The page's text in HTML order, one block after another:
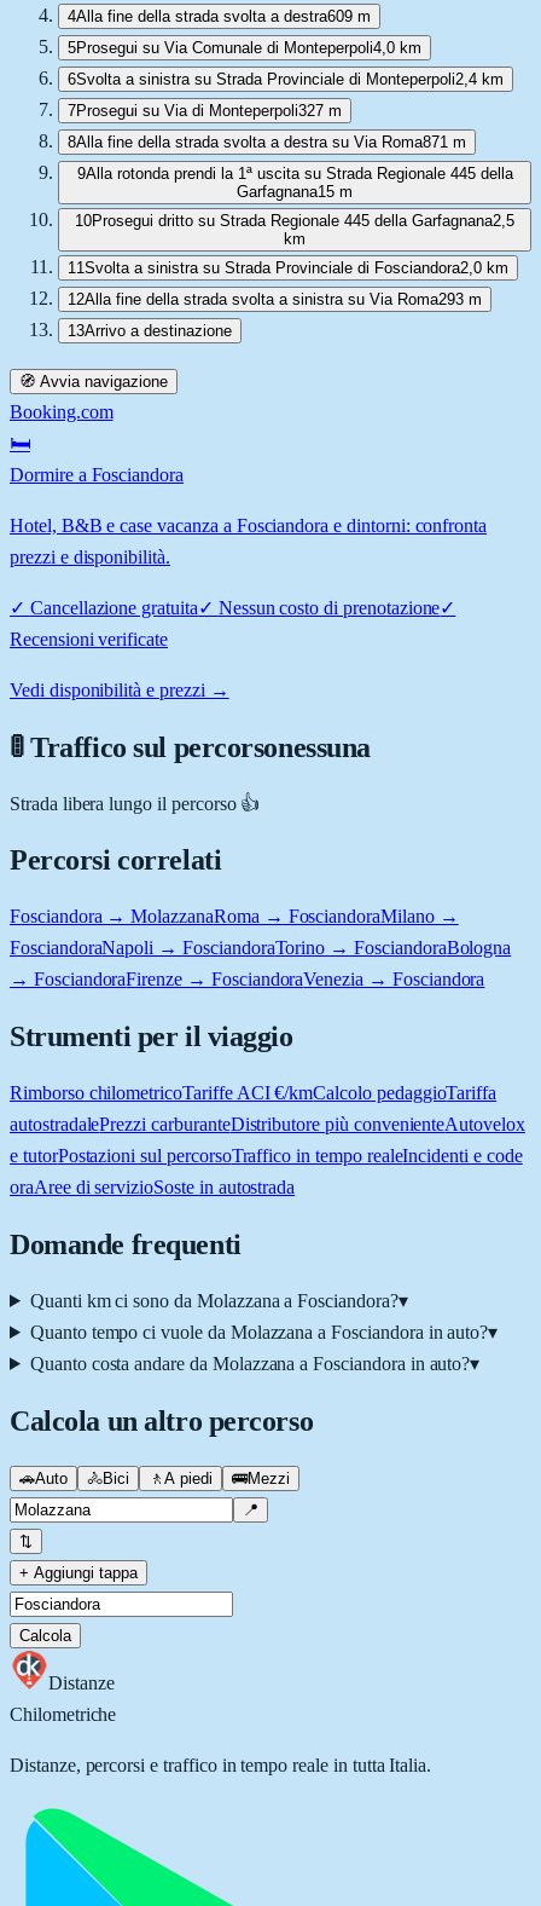
4Alla fine della strada svolta a destra609 m
5Prosegui su Via Comunale di Monteperpoli4,0 km
6Svolta a sinistra su Strada Provinciale di Monteperpoli2,4 km
7Prosegui su Via di Monteperpoli327 m
8Alla fine della strada svolta a destra su Via Roma871 m
9Alla rotonda prendi la 1ª uscita su Strada Regionale 445 della
Garfagnana15 m
10Prosegui dritto su Strada Regionale 445 della Garfagnana2,5
km
11Svolta a sinistra su Strada Provinciale di Fosciandora2,0 km
12Alla fine della strada svolta a sinistra su Via Roma293 m
13Arrivo a destinazione
🧭 Avvia navigazione
Booking.com
🛏️
Dormire a Fosciandora
Hotel, B&B e case vacanza a Fosciandora e dintorni: confronta
prezzi e disponibilità.
✓ Cancellazione gratuita✓ Nessun costo di prenotazione✓
Recensioni verificate
Vedi disponibilità e prezzi →
🚦 Traffico sul percorsonessuna
Strada libera lungo il percorso 👍
Percorsi correlati
Fosciandora → MolazzanaRoma → FosciandoraMilano →
FosciandoraNapoli → FosciandoraTorino → FosciandoraBologna
→ FosciandoraFirenze → FosciandoraVenezia → Fosciandora
Strumenti per il viaggio
Rimborso chilometricoTariffe ACI €/kmCalcolo pedaggioTariffa
autostradalePrezzi carburanteDistributore più convenienteAutovelox
e tutorPostazioni sul percorsoTraffico in tempo realeIncidenti e code
oraAree di servizioSoste in autostrada
Domande frequenti
Quanti km ci sono da Molazzana a Fosciandora?▾
Quanto tempo ci vuole da Molazzana a Fosciandora in auto?▾
Quanto costa andare da Molazzana a Fosciandora in auto?▾
Calcola un altro percorso
🚗Auto 🚴Bici 🚶 A piedi 🚌Mezzi
📍
⇅
+ Aggiungi tappa
Calcola
Distanze
Chilometriche
Distanze, percorsi e traffico in tempo reale in tutta Italia.